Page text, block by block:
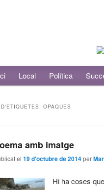
al contingut principal
al contingut secundari
Local Política
OPAQUES
amb imatge
el19 d'octubre de 2014per
Hi ha coses